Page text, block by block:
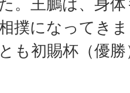
。王鵬は、身
撲になってき
も初賜杯（優